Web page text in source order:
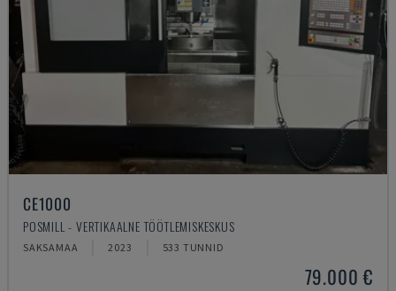
CE1000
POSMILL - VERTIKAALNE TÖÖTLEMISKESKUS
SAKSAMAA 2023 533 TUNNID
79.000 €